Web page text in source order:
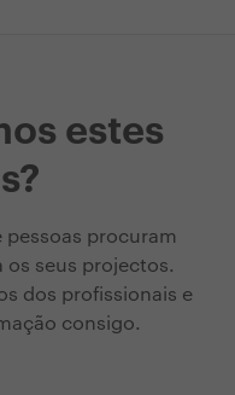
estes
pessoas procuram
os seus projectos.
dos profissionais e
consigo.